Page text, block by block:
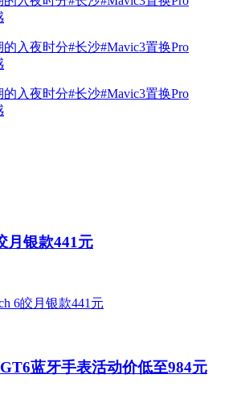
月银款441元
蓝牙手表活动价低至984元